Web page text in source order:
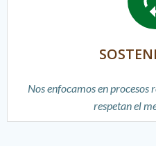
Nos enfocamos en procesos
respetan el